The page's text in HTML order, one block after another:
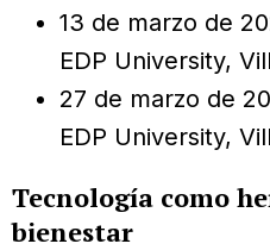
13 de marzo de
EDP University,
27 de marzo de
EDP University,
Tecnología como
bienestar